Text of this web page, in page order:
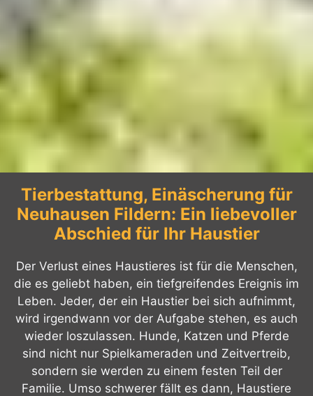
Tierbestattung, Einäscherung für
Neuhausen Fildern: Ein liebevoller
Abschied für Ihr Haustier
Der Verlust eines Haustieres ist für die Menschen,
die es geliebt haben, ein tiefgreifendes Ereignis im
Leben. Jeder, der ein Haustier bei sich aufnimmt,
wird irgendwann vor der Aufgabe stehen, es auch
wieder loszulassen. Hunde, Katzen und Pferde
sind nicht nur Spielkameraden und Zeitvertreib,
sondern sie werden zu einem festen Teil der
Familie. Umso schwerer fällt es dann, Haustiere